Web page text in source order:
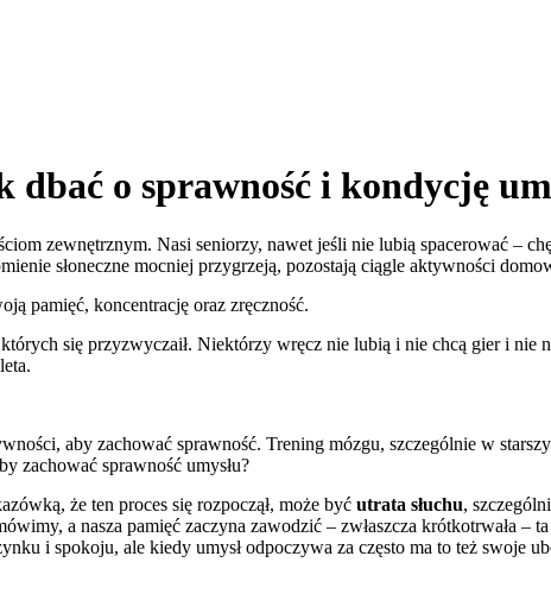
o sprawność i kondycję
zewnętrznym. Nasi seniorzy, nawet jeśli nie lubią spacerować –
słoneczne mocniej przygrzeją, pozostają ciągle aktywności
pamięć, koncentrację oraz zręczność.
się przyzwyczaił. Niektórzy wręcz nie lubią i nie chcą gier i nie
aby zachować sprawność. Trening mózgu, szczególnie w
zachować sprawność umysłu?
że ten proces się rozpoczął, może być utrata słuchu,
a nasza pamięć zaczyna zawodzić – zwłaszcza krótkotrwała –
i spokoju, ale kiedy umysł odpoczywa za często ma to też swoje